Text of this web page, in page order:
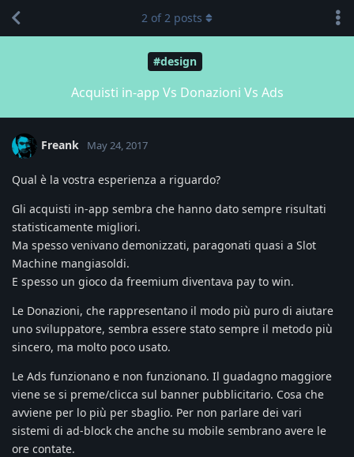
#design
Acquisti in-app Vs Donazioni Vs Ads
2 of2 posts
Freank May 24, 2017
Qual è la vostra esperienza a riguardo?
Gli acquisti in-app sembra che hanno dato sempre risultati
statisticamente migliori.
Ma spesso venivano demonizzati, paragonati quasi a Slot
Machine mangiasoldi.
E spesso un gioco da freemium diventava pay to win.
Le Donazioni, che rappresentano il modo più puro di aiutare
uno sviluppatore, sembra essere stato sempre il metodo più
sincero, ma molto poco usato.
Le Ads funzionano e non funzionano. Il guadagno maggiore
viene se si preme/clicca sul banner pubblicitario. Cosa che
avviene per lo più per sbaglio. Per non parlare dei vari
sistemi di ad-block che anche su mobile sembrano avere le
ore contate.